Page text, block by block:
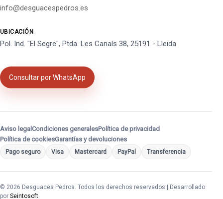
info@desguacespedros.es
UBICACIÓN
Pol. Ind. "El Segre", Ptda. Les Canals 38, 25191 - Lleida
Consultar por WhatsApp
Aviso legal Condiciones generalesPolítica de privacidad
Política de cookiesGarantías y devoluciones
Pago seguro Visa Mastercard PayPal Transferencia
© 2026 Desguaces Pedros. Todos los derechos reservados | Desarrollado
por Seintosoft